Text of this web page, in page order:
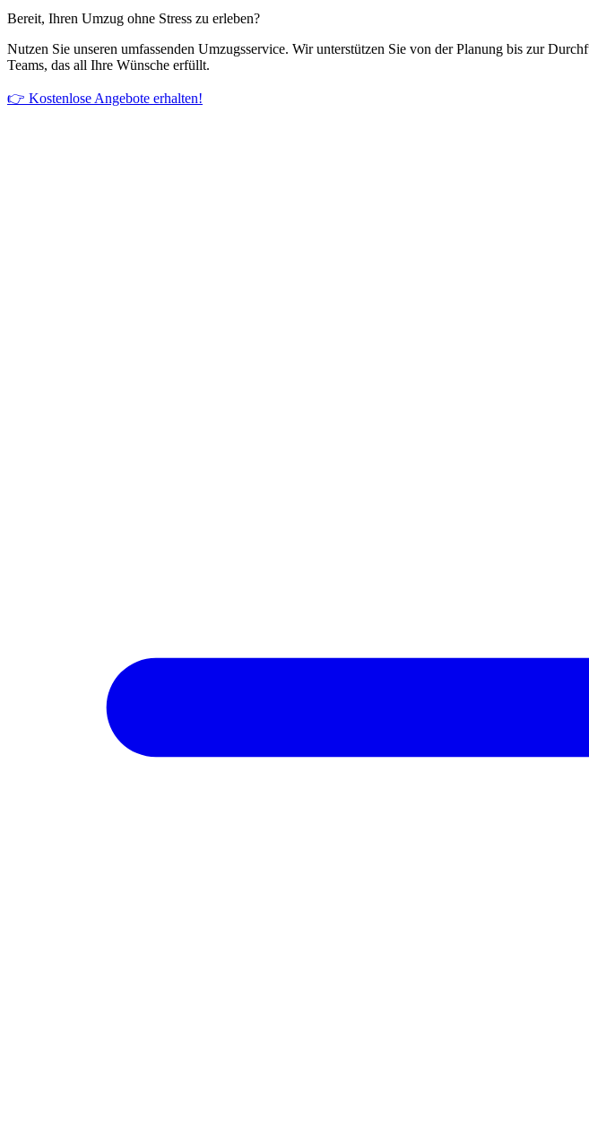
Bereit, Ihren Umzug ohne Stress zu erleben?
Nutzen Sie unseren umfassenden Umzugsservice. Wir unterstützen Sie von der Planung bis zur
Teams, das all Ihre Wünsche erfüllt.
👉 Kostenlose Angebote erhalten!